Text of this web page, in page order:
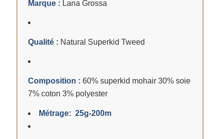
Marque : Lana Grossa
Qualité : Natural Superkid Tweed
Composition : 60% superkid mohair 30% soie
7% coton 3% polyester
Métrage: 25g-200m